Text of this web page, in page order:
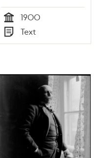
natten till den 16
maj 1900 af Johan
Filip Nordlund.
Tid
1900
Typ
Text